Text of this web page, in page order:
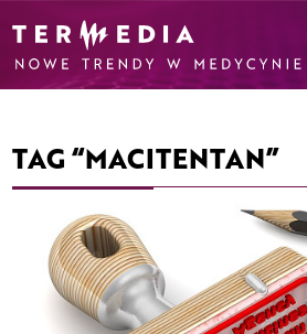
TAG “MACITENTAN”